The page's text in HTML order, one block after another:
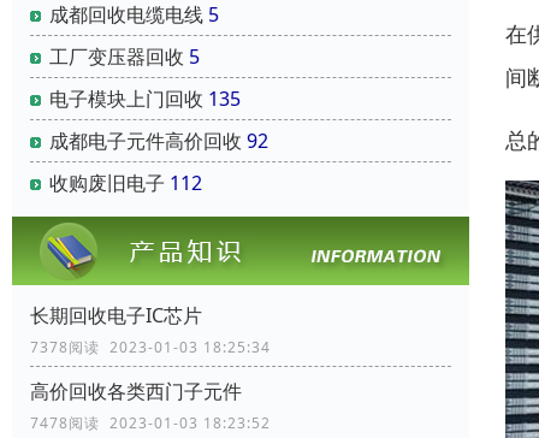
成都回收电缆电线 5
工厂变压器回收 5
电子模块上门回收 135
成都电子元件高价回收 92
收购废旧电子 112
长期回收电子IC芯片
7378阅读 2023-01-03 18:25:34
高价回收各类西门子元件
7478阅读 2023-01-03 18:23:52
在
间
总